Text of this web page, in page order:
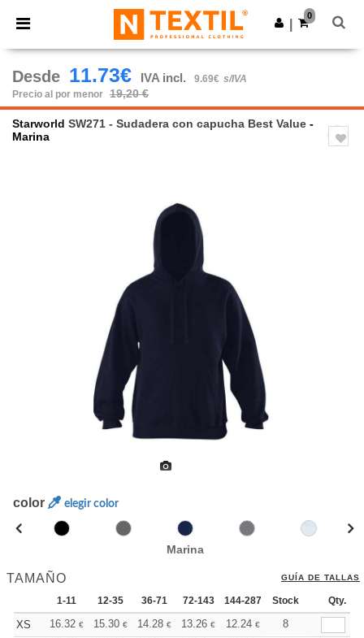
× App de Ntextil
¡Mejores precios en app!
Descargar app
0
Desde 11.73€ IVA incl. 9.69€ s/IVA
Precio al por menor 19,20 €
Starworld SW271 - Sudadera con capucha Best Value -
Marina
color elegir color
Marina
TAMAÑO GUÍA DE TALLAS
1-11 12-35 36-71 72-143 144-287 288 + Más
Stock Qty.
XS 16.32 € 15.30 € 14.28 € 13.26 € 12.24 € 11.73
8